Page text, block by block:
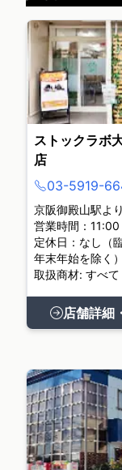
ストックラボ
店
03-5919-
京阪御殿山駅よ
営業時間：
定休日：なし（
年末年始を除く）
取扱商材: すべて
店舗詳細